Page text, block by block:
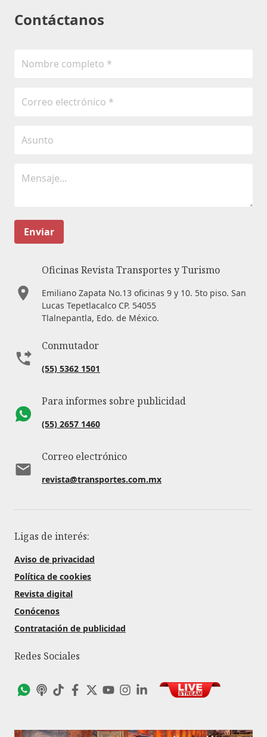
Contáctanos
Enviar
Oficinas Revista Transportes y Turismo
Emiliano Zapata No.13 oficinas 9 y 10. 5to piso. San
Lucas Tepetlacalco CP. 54055
Tlalnepantla, Edo. de México.
Conmutador
(55) 5362 1501
Para informes sobre publicidad
(55) 2657 1460
Correo electrónico
revista@transportes.com.mx
Ligas de interés:
Aviso de privacidad
Política de cookies
Revista digital
Conócenos
Contratación de publicidad
Redes Sociales